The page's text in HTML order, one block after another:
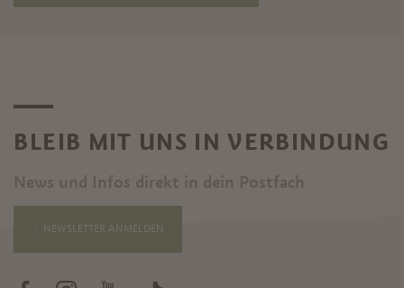
BLEIB MIT UNS IN VERBINDUNG
News und Infos direkt in dein Postfach
NEWSLETTER ANMELDEN